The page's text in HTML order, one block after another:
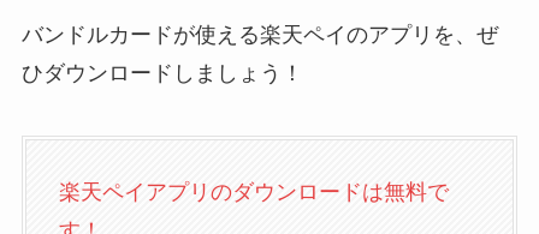
バンドルカードが使える楽天ペイのアプリを、ぜ
ひダウンロードしましょう！
楽天ペイアプリのダウンロードは無料で